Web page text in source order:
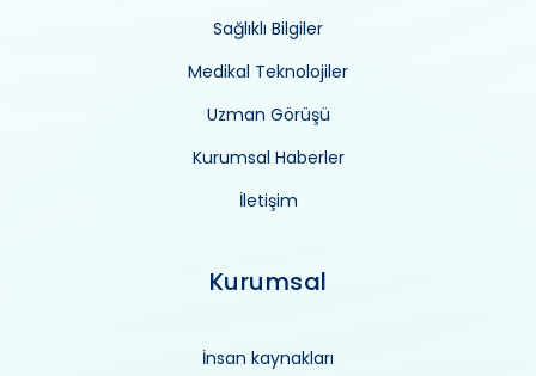
Sağlıklı Bilgiler
Medikal Teknolojiler
Uzman Görüşü
Kurumsal Haberler
İletişim
Kurumsal
İnsan kaynakları